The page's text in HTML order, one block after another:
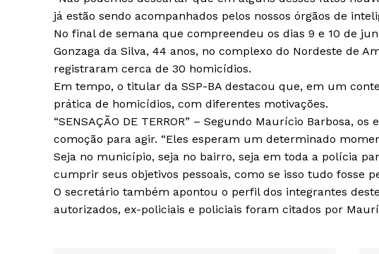
já estão sendo acompanhados pelos nossos órgãos de
No final de semana que compreendeu os dias 9 e 10 de
Gonzaga da Silva, 44 anos, no complexo do Nordeste de
registraram cerca de 30 homicídios.
Em tempo, o titular da SSP-BA destacou que, em um
prática de homicídios, com diferentes motivações.
“SENSAÇÃO DE TERROR” – Segundo Maurício Barbosa,
comoção para agir. “Eles esperam um determinado
Seja no município, seja no bairro, seja em toda a polícia
cumprir seus objetivos pessoais, como se isso tudo fosse
O secretário também apontou o perfil dos integrantes
autorizados, ex-policiais e policiais foram citados por